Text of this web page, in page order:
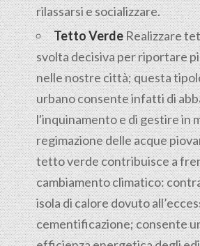
rilassarsi e socializzare.
Tetto VerdeRealizzare
svolta decisiva per riportare
nelle nostre città; questa
urbano consente infatti di
l'inquinamento e di gestire in
regimazione delle acque
tetto verde contribuisce a
cambiamento climatico:
isola di calore dovuto
cementificazione; consente